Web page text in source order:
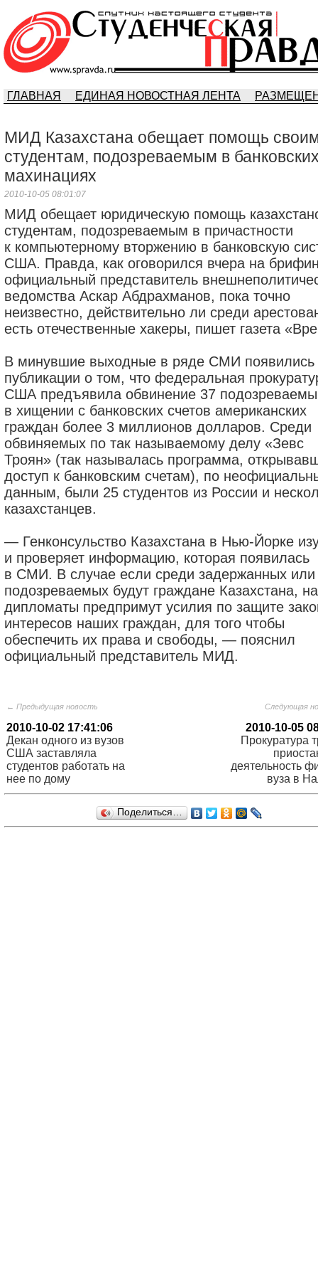
ГЛАВНАЯ ЕДИНАЯ НОВОСТНАЯ ЛЕНТА
МИД Казахстана обещает помощь
студентам, подозреваемым в
махинациях
2010-10-05 08:01:07
МИД обещает юридическую помощь
студентам, подозреваемым в причастности
к компьютерному вторжению в банковскую
США. Правда, как оговорился вчера на
официальный представитель
ведомства Аскар Абдрахманов, пока точно
неизвестно, действительно ли среди
есть отечественные хакеры, пишет газета
В минувшие выходные в ряде СМИ появились
публикации о том, что федеральная
США предъявила обвинение 37
в хищении с банковских счетов американских
граждан более 3 миллионов долларов. Среди
обвиняемых по так называемому делу «Зевс
Троян» (так называлась программа,
доступ к банковским счетам), по
данным, были 25 студентов из России и
казахстанцев.
— Генконсульство Казахстана в Нью-Йорке
и проверяет информацию, которая появилась
в СМИ. В случае если среди задержанных или
подозреваемых будут граждане Казахстана,
дипломаты предпримут усилия по защите
интересов наших граждан, для того чтобы
обеспечить их права и свободы, — пояснил
официальный представитель МИД.
← Предыдущая новость
2010-10-02 17:41:06
Декан одного из вузов
США заставляла
студентов работать на
нее по дому
Следующая
2010-10-05
Прокуратура
деятельность
вуза в
Поделиться…